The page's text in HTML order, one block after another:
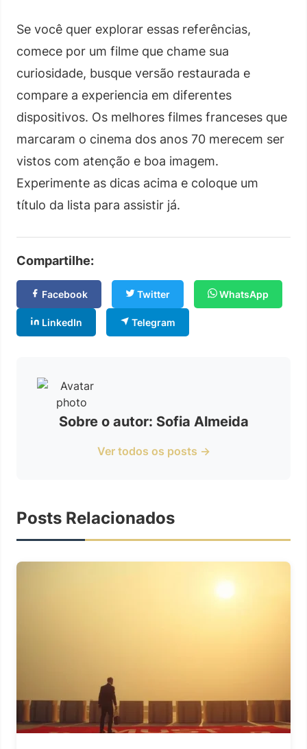
Se você quer explorar essas referências,
comece por um filme que chame sua
curiosidade, busque versão restaurada e
compare a experiencia em diferentes
dispositivos. Os melhores filmes franceses que
marcaram o cinema dos anos 70 merecem ser
vistos com atenção e boa imagem.
Experimente as dicas acima e coloque um
título da lista para assistir já.
Compartilhe:
Facebook Twitter WhatsApp
LinkedIn Telegram
Sobre o autor: Sofia Almeida
Ver todos os posts →
Posts Relacionados